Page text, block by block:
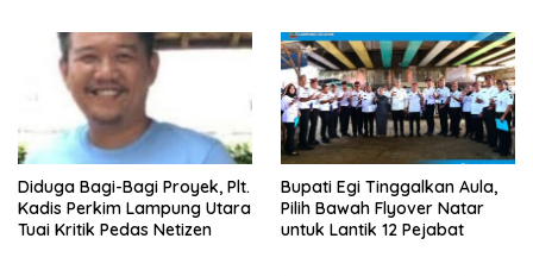
Diduga Bagi-Bagi Proyek, Plt.
Kadis Perkim Lampung Utara
Tuai Kritik Pedas Netizen
Bupati Egi Tinggalkan Aula,
Pilih Bawah Flyover Natar
untuk Lantik 12 Pejabat